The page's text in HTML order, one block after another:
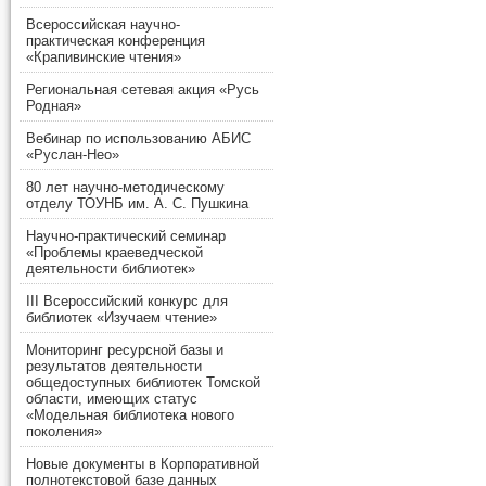
Всероссийская научно-
практическая конференция
«Крапивинские чтения»
Региональная сетевая акция «Русь
Родная»
Вебинар по использованию АБИС
«Руслан-Нео»
80 лет научно-методическому
отделу ТОУНБ им. А. С. Пушкина
Научно-практический семинар
«Проблемы краеведческой
деятельности библиотек»
III Всероссийский конкурс для
библиотек «Изучаем чтение»
Мониторинг ресурсной базы и
результатов деятельности
общедоступных библиотек Томской
области, имеющих статус
«Модельная библиотека нового
поколения»
Новые документы в Корпоративной
полнотекстовой базе данных